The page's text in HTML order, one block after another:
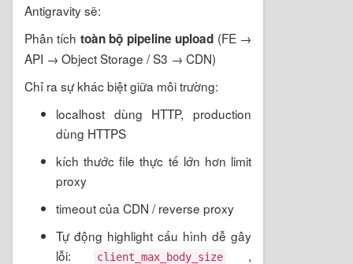
Antigravity sẽ:
Phân tích toàn bộ pipeline upload (FE →
API → Object Storage / S3 → CDN)
Chỉ ra sự khác biệt giữa môi trường:
localhost dùng HTTP, production
dùng HTTPS
kích thước file thực tế lớn hơn limit
proxy
timeout của CDN / reverse proxy
Tự động highlight cấu hình dễ gây
lỗi:
client_max_body_size ,